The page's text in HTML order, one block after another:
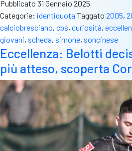
Pubblicato 31 Gennaio 2025
Categorie: identiquota Taggato 2005,
calciobresciano, cbs, curiosità,
giovani, scheda, simone, soncinese
Eccellenza: Belotti
più atteso, scoperta